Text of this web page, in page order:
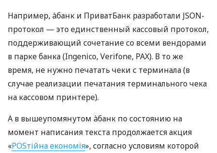
Например, àбанк и ПриватБанк разработали JSON-
протокол — это единственный кассовый протокол,
поддерживающий сочетание со всеми вендорами
в парке банка (Ingenico, Verifone, PAX). В то же
время, не нужно печатать чеки с терминала (в
случае реализации печатания терминального чека
на кассовом принтере).
А в вышеупомянутом àбанк по состоянию на
момент написания текста продолжается акция
«POSтійна економія», согласно условиям которой